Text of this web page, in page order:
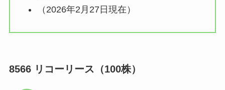
（2026年2月27日現在）
8566 リコーリース（100株）